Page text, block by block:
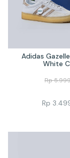
Adidas
White
Rp
Rp